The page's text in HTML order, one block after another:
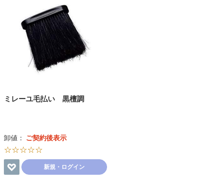
ミレーユ毛払い 黒檀調
卸値： ご契約後表示
☆☆☆☆☆
新規・ログイン